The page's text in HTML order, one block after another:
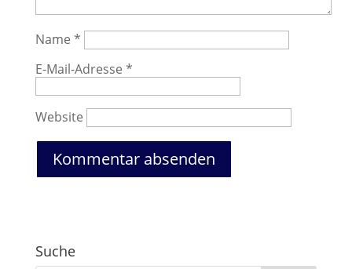
Name *
E-Mail-Adresse *
Website
Suche